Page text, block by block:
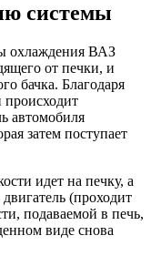
системы
охлаждения ВАЗ
от печки, и
бачка. Благодаря
происходит
автомобиля
затем поступает
идет на печку, а
(проходит
подаваемой в печь,
виде снова